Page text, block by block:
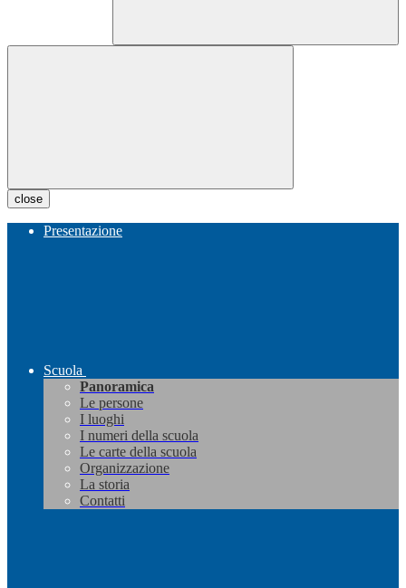
close
Presentazione
Scuola
Panoramica
Le persone
I luoghi
I numeri della scuola
Le carte della scuola
Organizzazione
La storia
Contatti